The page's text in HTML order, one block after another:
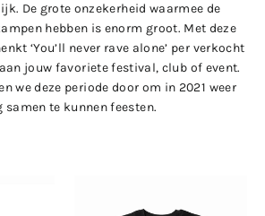
De grote onzekerheid waarmee de
hebben is enorm groot. Met deze
‘You’ll never rave alone’ per verkocht
jouw favoriete festival, club of event.
we deze periode door om in 2021 weer
samen te kunnen feesten.